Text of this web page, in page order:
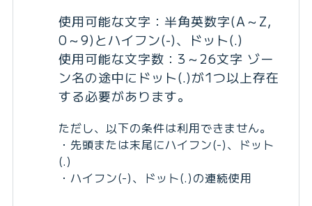
使用可能な文字：半角英数字(A～Z,
0～9)とハイフン(-)、ドット(.)
使用可能な文字数：3～26文字 ゾー
ン名の途中にドット(.)が1つ以上存在
する必要があります。
ただし、以下の条件は利用できません。
・先頭または末尾にハイフン(-)、ドット
(.)
・ハイフン(-)、ドット(.)の連続使用